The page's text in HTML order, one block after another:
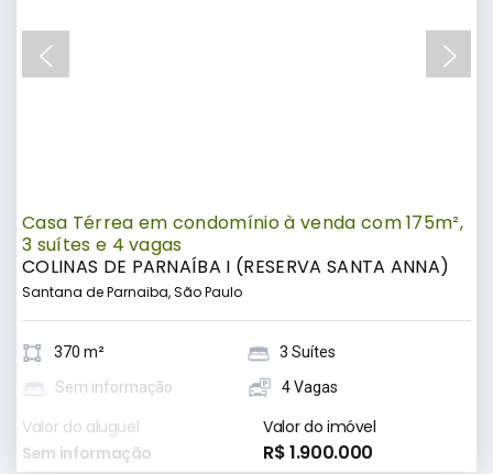
Casa Térrea em condomínio à venda com 175m²,
3 suítes e 4 vagas
COLINAS DE PARNAÍBA I (RESERVA SANTA ANNA)
Santana de Parnaiba, São Paulo
370 m²
3 Suítes
Sem informação
4 Vagas
Valor do aluguel
Sem informação
Valor do imóvel
R$ 1.900.000